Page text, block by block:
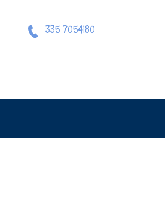
335 7054180